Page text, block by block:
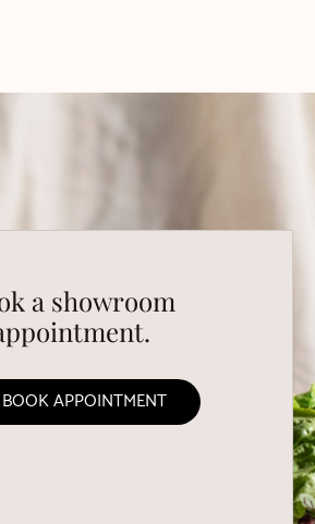
a showroom
BOOK APPOINTMENT